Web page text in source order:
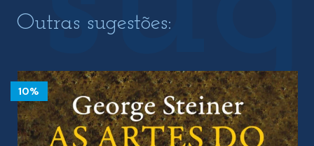
Outras sugestões:
10%